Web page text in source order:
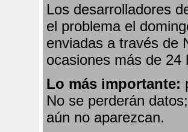
Los desarrolladores
el problema el
enviadas a través de
ocasiones más de 24
Lo más importante:
No se perderán
aún no aparezcan.